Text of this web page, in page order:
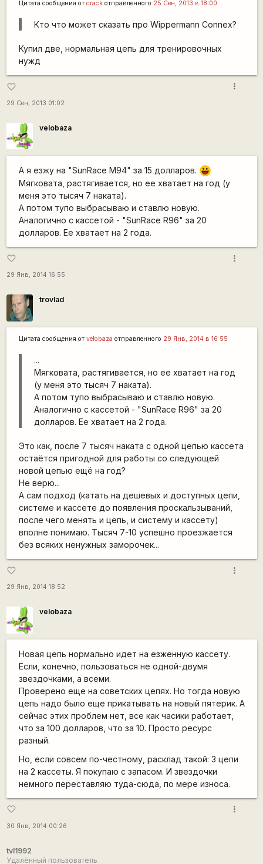
Цитата сообщения от crackотправленного 25 Сен, 2013 в 18:00
Кто что может сказать про Wippermann Connex?
Купил две, нормальная цепь для тренировочных
нужд
favorite_border
29 Сен, 2013 01:02
more_vert
velobaza
А я езжу на "SunRace М94" за 15 долларов. |-))
Мягковата, растягивается, но ее хватает на год (у
меня это тысяч 7 наката).
А потом тупо выбрасываю и ставлю новую.
Аналогично с кассетой - "SunRace R96" за 20
долларов. Ее хватает на 2 года.
favorite_border
29 Янв, 2014 16:55
more_vert
trovlad
Цитата сообщения от velobaza отправленного 29 Янв, 2014 в 16:55
...
Мягковата, растягивается, но ее хватает на год
(у меня это тысяч 7 наката).
А потом тупо выбрасываю и ставлю новую.
Аналогично с кассетой - "SunRace R96" за 20
долларов. Ее хватает на 2 года.
Это как, после 7 тысяч наката с одной цепью кассета
остаётся пригодной для работы со следующей
новой цепью ещё на год?
Не верю...
А сам подход (катать на дешевых и доступных цепи,
системе и кассете до появления проскальзываний,
после чего менять и цепь, и систему и кассету)
вполне понимаю. Тысяч 7-10 успешно проезжается
без всяких ненужных заморочек...
favorite_border
29 Янв, 2014 18:52
more_vert
velobaza
Новая цепь нормально идет на езженную кассету.
Если, конечно, пользоваться не одной-двумя
звездочками, а всеми.
Проверено еще на советских цепях. Но тогда новую
цепь надо было еще прикатывать на новый пятерик. А
сейчас этих проблем нет, все как часики работает,
что за 100 долларов, что за 10. Просто ресурс
разный.
Но, если совсем по-честному, расклад такой: 3 цепи
на 2 кассеты. Я покупаю с запасом. И звездочки
немного переставляю туда-сюда, по мере износа.
favorite_border
30 Янв, 2014 00:26
more_vert
tvl1992
Удалённый пользователь